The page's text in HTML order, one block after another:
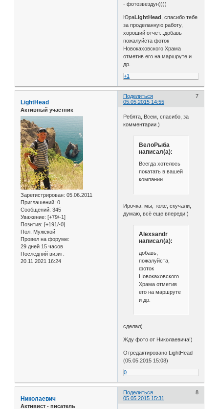
- фотозвездун))))
ЮраLightHead
, спасибо тебе
за проделанную работу,
хороший отчет...добавь
пожалуйста фоток
Новокаховского Храма
отметив его на маршруте и
др.
+1
Поделиться
7
05.05.2015 14:55
LightHead
Активный участник
Зарегистрирован: 05.06.2011
Приглашений: 0
Сообщений: 345
Уважение: [+79/-1]
Позитив: [+191/-0]
Пол: Мужской
Провел на форуме:
29 дней 15 часов
Последний визит:
20.11.2021 16:24
Ребята, Всем, спасибо, за
комментарии.)
ВелоРыба
написал(а):
Всегда хотелось
покатать в вашей
компании
Ирочка, мы, тоже, скучали,
думаю, всё еще впереди!)
Alexsandr
написал(а):
добавь,
пожалуйста,
фоток
Новокаховского
Храма отметив
его на маршруте
и др.
сделал)
Жду фото от Николаевича!)
Отредактировано LightHead
(05.05.2015 15:08)
0
Поделиться
8
05.05.2015 15:31
Николаевич
Активист - писатель